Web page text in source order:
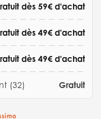
dès 59€ d'achat
dès 49€ d'achat
dès 49€ d'achat
(32) Gratuit